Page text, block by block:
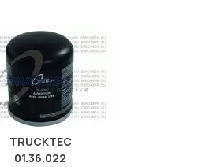
TRUCKTEC
01.36.022